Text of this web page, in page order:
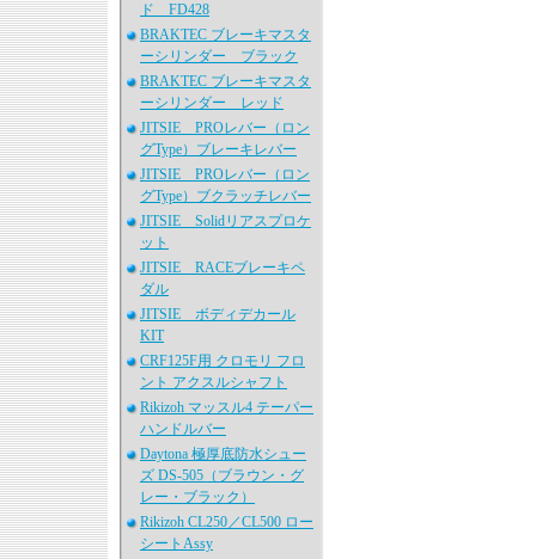
ド FD428
BRAKTEC ブレーキマスタ
ーシリンダー ブラック
BRAKTEC ブレーキマスタ
ーシリンダー レッド
JITSIE PROレバー（ロン
グType）ブレーキレバー
JITSIE PROレバー（ロン
グType）ブクラッチレバー
JITSIE Solidリアスプロケ
ット
JITSIE RACEブレーキペ
ダル
JITSIE ボディデカール
KIT
CRF125F用 クロモリ フロ
ント アクスルシャフト
Rikizoh マッスル4 テーパー
ハンドルバー
Daytona 極厚底防水シュー
ズ DS-505（ブラウン・グ
レー・ブラック）
Rikizoh CL250／CL500 ロー
シートAssy